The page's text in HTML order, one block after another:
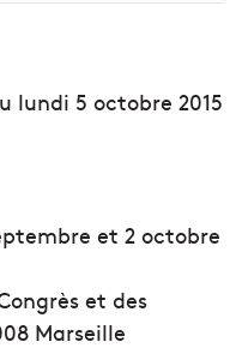
lundi 5 octobre 2015
et 2 octobre
et des
Marseille